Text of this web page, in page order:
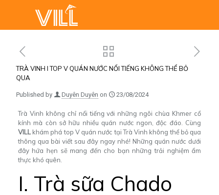
TRÀ VINH l TOP V QUÁN NƯỚC NỔI TIẾNG KHÔNG THỂ BỎ
QUA
Published by Duyên Duyên on 23/08/2024
Trà Vinh không chỉ nổi tiếng với những ngôi chùa Khmer cổ
kính mà còn sở hữu nhiều quán nước ngon, độc đáo. Cùng
VILLkhám phá top V quán nước tại Trà Vinh không thể bỏ qua
thông qua bài viết sau đây ngay nhé! Những quán nước dưới
đây hứa hẹn sẽ mang đến cho bạn những trải nghiệm ẩm
thực khó quên.
I. Trà sữa Chado